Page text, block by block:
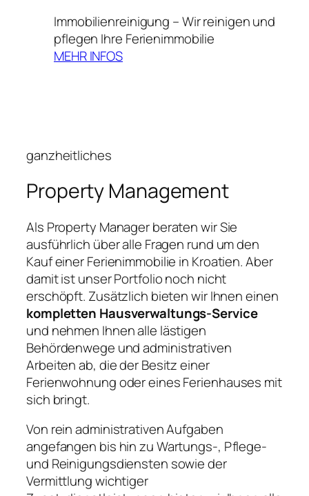
Immobilienreinigung – Wir reinigen und
pflegen Ihre Ferienimmobilie
MEHR INFOS
ganzheitliches
Property Management
Als Property Manager beraten wir Sie
ausführlich über alle Fragen rund um den
Kauf einer Ferienimmobilie in Kroatien. Aber
damit ist unser Portfolio noch nicht
erschöpft. Zusätzlich bieten wir Ihnen einen
kompletten Hausverwaltungs-Service
und nehmen Ihnen alle lästigen
Behördenwege und administrativen
Arbeiten ab, die der Besitz einer
Ferienwohnung oder eines Ferienhauses mit
sich bringt.
Von rein administrativen Aufgaben
angefangen bis hin zu Wartungs-, Pflege-
und Reinigungsdiensten sowie der
Vermittlung wichtiger